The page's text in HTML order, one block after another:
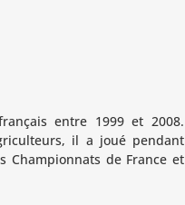
entre 1999 et 2008.
il a joué pendant
Championnats de France et